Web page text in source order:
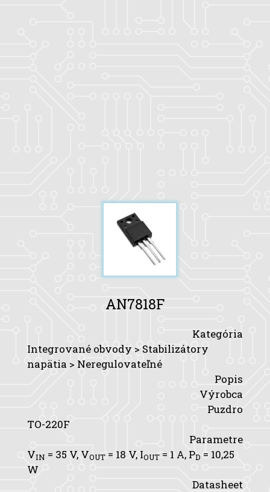
AN7818F
Kategória
Integrované obvody > Stabilizátory
napätia > Neregulovateľné
Popis
Výrobca
Puzdro
TO-220F
Parametre
VIN = 35 V, VOUT = 18 V, IOUT = 1 A, PD = 10,25
W
Datasheet